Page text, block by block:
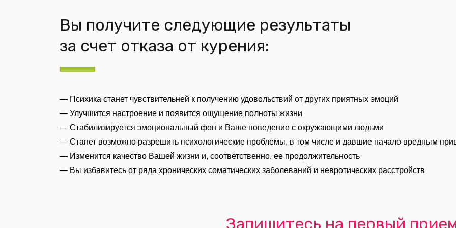
Вы получите следующие результаты
за счет отказа от курения:
— Психика станет чувствительней к получению удовольствий от других приятных эмоций
— Улучшится настроение и появится ощущение полноты жизни
— Стабилизируется эмоциональный фон и Ваше поведение с окружающими людьми
— Станет возможно разрешить психологические проблемы, в том числе и давшие начало вредным
— Изменится качество Вашей жизни и, соответственно, ее продолжительность
— Вы избавитесь от ряда хронических соматических заболеваний и невротических расстройств
Запишитесь на первый